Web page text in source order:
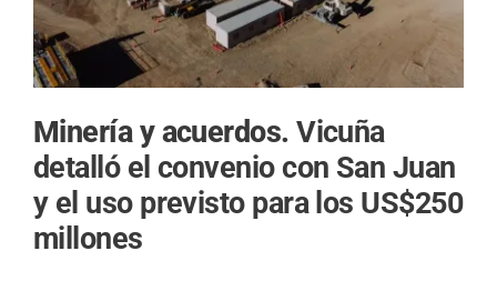
Minería y acuerdos.Vicuña
detalló el convenio con San Juan
y el uso previsto para los US$250
millones